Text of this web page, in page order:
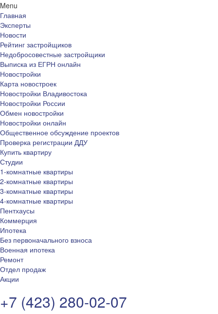
Menu
Главная
Эксперты
Новости
Рейтинг застройщиков
Недобросовестные застройщики
Выписка из ЕГРН онлайн
Новостройки
Карта новостроек
Новостройки Владивостока
Новостройки России
Обмен новостройки
Новостройки онлайн
Общественное обсуждение проектов
Проверка регистрации ДДУ
Купить квартиру
Студии
1-комнатные квартиры
2-комнатные квартиры
3-комнатные квартиры
4-комнатные квартиры
Пентхаусы
Коммерция
Ипотека
Без первоначального взноса
Военная ипотека
Ремонт
Отдел продаж
Акции
+7 (423) 280-02-07